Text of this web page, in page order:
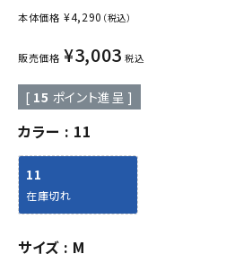
本体価格 ¥4,290 （税込）
販売価格 ¥3,003 税込
[ 15 ポイント進呈 ]
カラー 11
11
在庫切れ
サイズ M